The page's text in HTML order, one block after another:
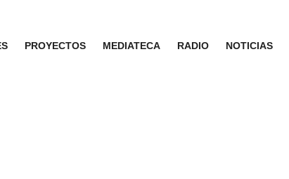
PROYECTOS MEDIATECA RADIO NOTICIAS